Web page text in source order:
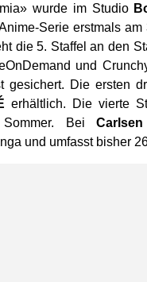
wurde im Studio
Serie erstmals am
die 5. Staffel an den
und
gesichert. Die ersten
erhältlich. Die vierte
Bei Carlsen
und umfasst bisher